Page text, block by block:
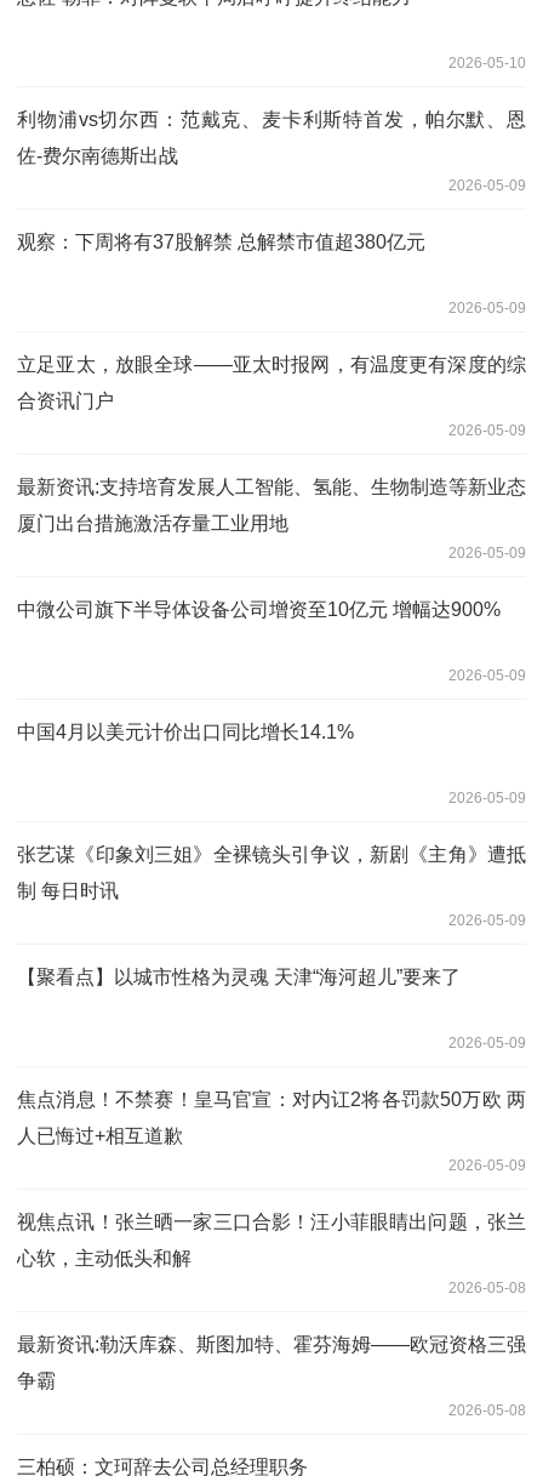
2026-05-10
利物浦vs切尔西：范戴克、麦卡利斯特首发，帕尔默、恩
佐-费尔南德斯出战
2026-05-09
观察：下周将有37股解禁 总解禁市值超380亿元
2026-05-09
立足亚太，放眼全球——亚太时报网，有温度更有深度的综
合资讯门户
2026-05-09
最新资讯:支持培育发展人工智能、氢能、生物制造等新业态
厦门出台措施激活存量工业用地
2026-05-09
中微公司旗下半导体设备公司增资至10亿元 增幅达900%
2026-05-09
中国4月以美元计价出口同比增长14.1%
2026-05-09
张艺谋《印象刘三姐》全裸镜头引争议，新剧《主角》遭抵
制 每日时讯
2026-05-09
【聚看点】以城市性格为灵魂 天津“海河超儿”要来了
2026-05-09
焦点消息！不禁赛！皇马官宣：对内讧2将各罚款50万欧 两
人已悔过+相互道歉
2026-05-09
视焦点讯！张兰晒一家三口合影！汪小菲眼睛出问题，张兰
心软，主动低头和解
2026-05-08
最新资讯:勒沃库森、斯图加特、霍芬海姆——欧冠资格三强
争霸
2026-05-08
三柏硕：文珂辞去公司总经理职务